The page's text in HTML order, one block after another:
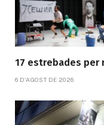
17 estrebades per
6 D'AGOST DE 2026